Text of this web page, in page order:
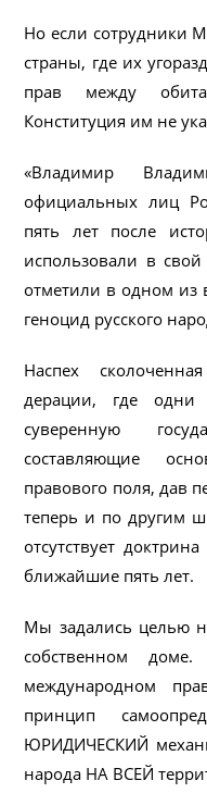
Но если сотрудники
страны, где их
прав между
Конституция им не
«Владимир
официальных лиц
пять лет после
использовали в
отметили в одном из
геноцид русского
Наспех
дерации, где одни
суверенную
составляющие
правового поля, дав
теперь и по другим
отсутствует
ближайшие пять лет.
Мы задались целью
собственном
международном
принцип
ЮРИДИЧЕСКИЙ
народа НА ВСЕЙ